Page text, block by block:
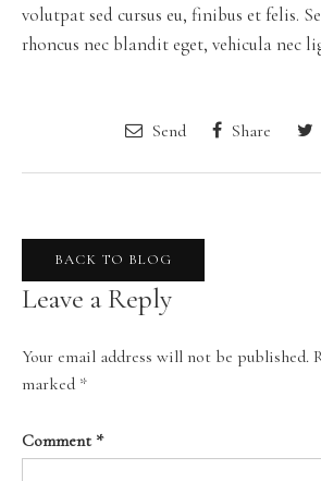
volutpat sed cursus eu, finibus et felis.
rhoncus nec blandit eget, vehicula nec
Send Share
BACK TO BLOG
Leave a Reply
Your email address will not be published.
marked *
Comment *